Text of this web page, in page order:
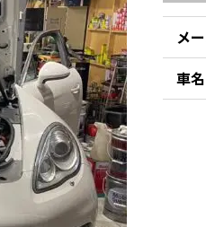
メ
車名